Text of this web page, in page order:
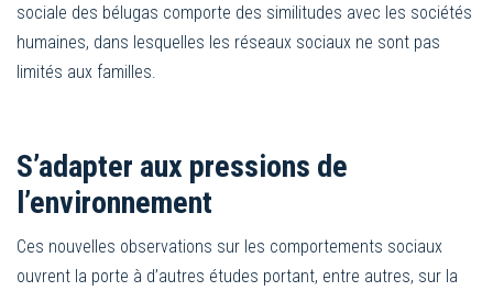
sociale des bélugas comporte des similitudes avec les sociétés
humaines, dans lesquelles les réseaux sociaux ne sont pas
limités aux familles.
S’adapter aux pressions de
l’environnement
Ces nouvelles observations sur les comportements sociaux
ouvrent la porte à d’autres études portant, entre autres, sur la